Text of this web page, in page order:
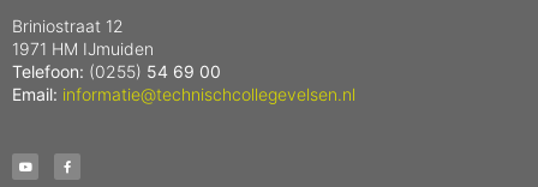
Briniostraat 12
1971 HM IJmuiden
Telefoon: (0255) 54 69 00
Email: informatie@technischcollegevelsen.nl